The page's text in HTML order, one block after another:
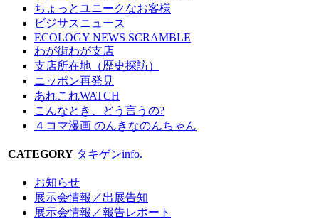
ちょっとユニークなお客様
ビジサスニュース
ECOLOGY NEWS SCRAMBLE
わが街わが支店
支店所在地（歴史探訪）
ニッポン再発見
あれこれWATCH
こんなとき、どう言うの?
４コマ漫画 のんきなのんちゃん
CATEGORY タキゲンinfo.
お知らせ
展示会情報／出展告知
展示会情報／報告レポート